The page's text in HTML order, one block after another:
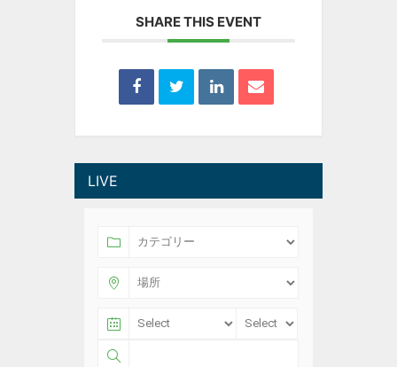
SHARE THIS EVENT
LIVE